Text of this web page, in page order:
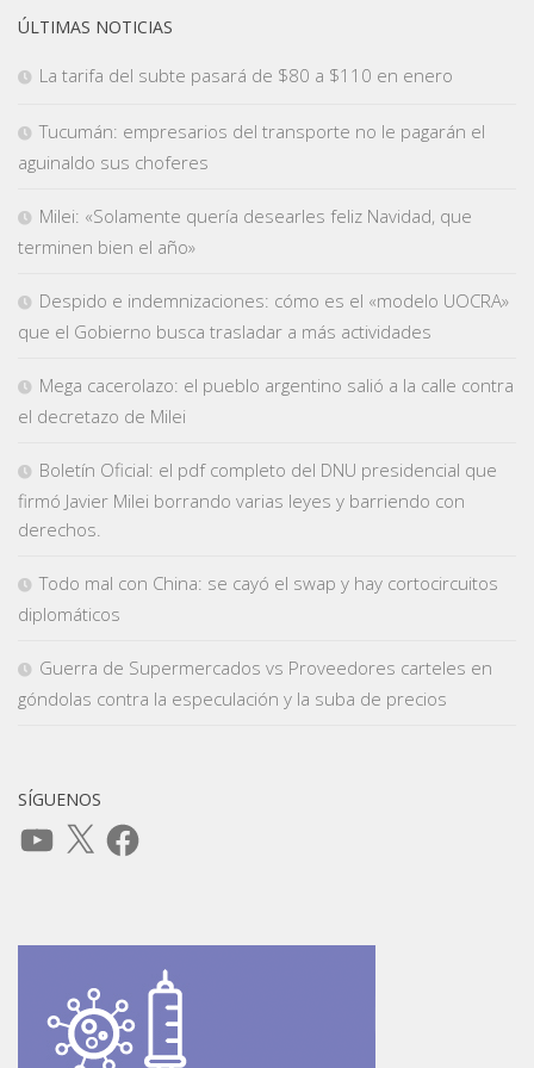
ÚLTIMAS NOTICIAS
La tarifa del subte pasará de $80 a $110 en enero
Tucumán: empresarios del transporte no le pagarán el
aguinaldo sus choferes
Milei: «Solamente quería desearles feliz Navidad, que
terminen bien el año»
Despido e indemnizaciones: cómo es el «modelo UOCRA»
que el Gobierno busca trasladar a más actividades
Mega cacerolazo: el pueblo argentino salió a la calle contra
el decretazo de Milei
Boletín Oficial: el pdf completo del DNU presidencial que
firmó Javier Milei borrando varias leyes y barriendo con
derechos.
Todo mal con China: se cayó el swap y hay cortocircuitos
diplomáticos
Guerra de Supermercados vs Proveedores carteles en
góndolas contra la especulación y la suba de precios
SÍGUENOS
YouTube
X Facebook